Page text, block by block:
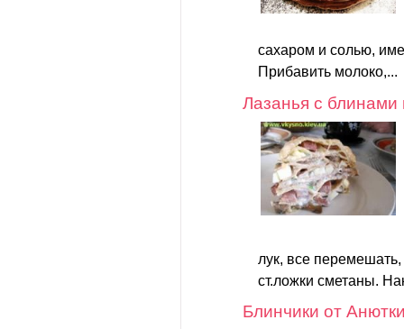
сахаром и солью,
Прибавить молоко,...
Лазанья с блинами
лук, все
ст.ложки сметаны.
Блинчики от